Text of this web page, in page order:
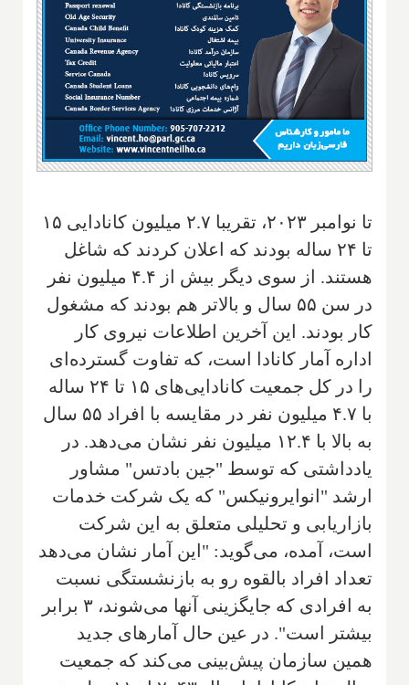
تا نوامبر ۲۰۲۳، تقریبا ۲.۷ میلیون کانادایی ۱۵
تا ۲۴ ساله بودند که اعلان کردند که شاغل
هستند. از سوی دیگر بیش از ۴.۴ میلیون نفر
در سن ۵۵ سال و بالاتر هم بودند که مشغول
کار بودند. این آخرین اطلاعات نیروی کار
اداره آمار کانادا است، که تفاوت گسترده‌ای
را در کل جمعیت کانادایی‌های ۱۵ تا ۲۴ ساله
با ۴.۷ میلیون نفر در مقایسه با افراد ۵۵ سال
به بالا با ۱۲.۴ میلیون نفر نشان می‌دهد. در
یادداشتی که توسط "جین بادتس" مشاور
ارشد "انوایرونیکس" که یک شرکت خدمات
بازاریابی و تحلیلی متعلق به این شرکت
است، آمده، می‌گوید: "این آمار نشان می‌دهد
تعداد افراد بالقوه رو به بازنشستگی نسبت
به افرادی که جایگزینی آنها می‌شوند، ۳ برابر
بیشتر است". در عین حال آمارهای جدید
همین سازمان پیش‌بینی می‌کند که جمعیت